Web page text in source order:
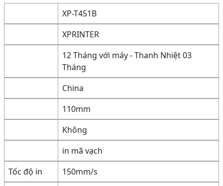
XP-T451B
XPRINTER
12 Tháng với máy - Thanh Nhiệt 03
Tháng
China
110mm
Không
in mã vạch
Tốc độ in
150mm/s